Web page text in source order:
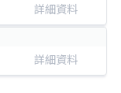
詳細資料
詳細資料